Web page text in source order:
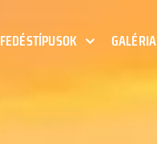
FEDÉSTÍPUSOK GALÉRIA